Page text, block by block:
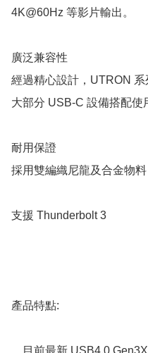
4K@60Hz 等影片輸出。
廣泛兼容性
經過精心設計，UTRON
大部分 USB-C 設備搭配使
耐用保證
採用雙編織尼龍及合金物
支援 Thunderbolt 3
產品特點: